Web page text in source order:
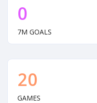
0
7M GOALS
20
GAMES